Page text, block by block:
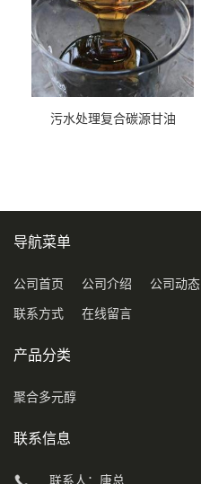
污水处理复合碳源甘油
导航菜单
公司首页 公司介绍 公司动态
联系方式 在线留言
产品分类
聚合多元醇
联系信息
联系人：唐总